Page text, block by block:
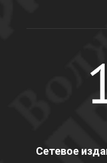
Сетевое